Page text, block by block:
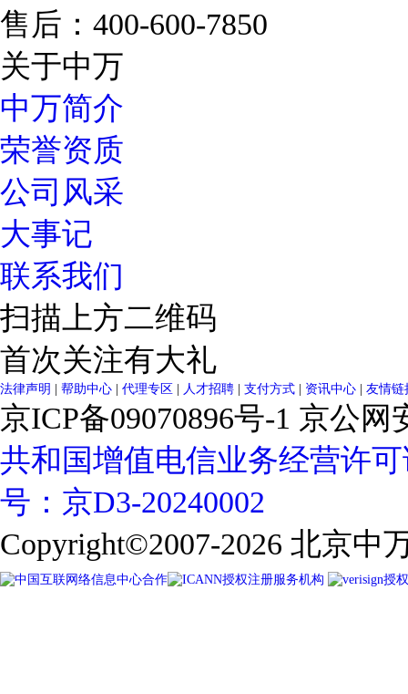
售后：400-600-7850
关于中万
中万简介
荣誉资质
公司风采
大事记
联系我们
扫描上方二维码
首次关注有大礼
法律声明 帮助中心 代理专区 人才招聘 支付方式 资讯中心 友情链
京ICP备09070896号-1 京公网
共和国增值电信业务经营许
号：京D3-20240002
Copyright©2007-2026 北京中